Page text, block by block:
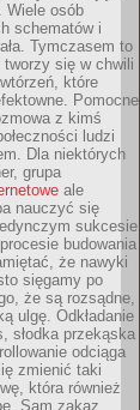
Wiele osób
schematów i
Tymczasem to
się w chwili
które
Pomocne
z kimś
ludzi
Dla niektórych
grupa
ale
nauczyć się
sukcesie
budowania
że nawyki
sięgamy po
że są rozsądne,
ulgę. Odkładanie
słodka przekąska
odciąga
zmienić taki
która również
Sam zakaz